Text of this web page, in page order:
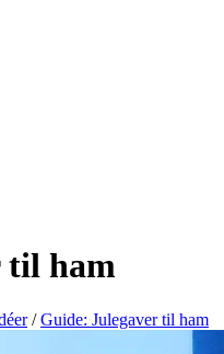
til ham
/Guide: Julegaver til ham